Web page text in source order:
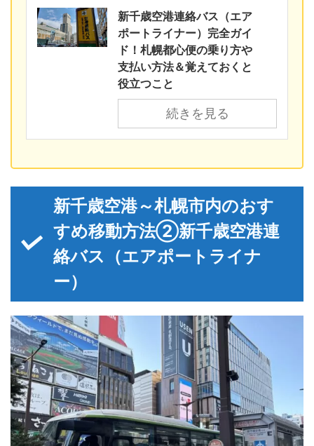
新千歳空港連絡バス（エア
ポートライナー）完全ガイ
ド！札幌都心便の乗り方や
支払い方法＆覚えておくと
役立つこと
続きを見る
新千歳空港～札幌市内のおす
すめ移動方法②新千歳空港連
絡バス（エアポートライナ
ー）